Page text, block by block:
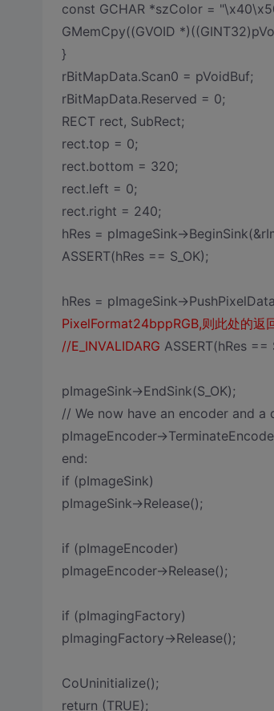
const GCHAR *szColor =
GMemCpy((GVOID
}
rBitMapData.Scan0 = pVoidBuf;
rBitMapData.Reserved = 0;
RECT rect, SubRect;
rect.top = 0;
rect.bottom = 320;
rect.left = 0;
rect.right = 240;
hRes = pImageSink-
ASSERT(hRes == S_OK);
hRes = pImageSink-
PixelFormat24bppRGB,则此处的返
//E_INVALIDARG ASSERT(hRes ==
pImageSink->EndSink(S_OK);
// We now have an encoder and a
pImageEncoder-
end:
if (pImageSink)
pImageSink->Release();
if (pImageEncoder)
pImageEncoder->Release();
if (pImagingFactory)
pImagingFactory->Release();
CoUninitialize();
return (TRUE);